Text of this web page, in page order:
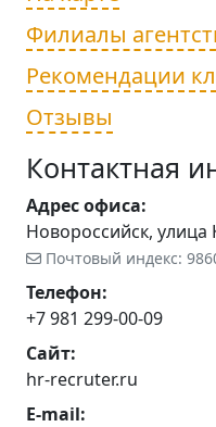
Филиалы
Рекомендации
Отзывы
Контактная
Адрес офиса:
Новороссийск, улица
Почтовый индекс:
Телефон:
+7 981 299-00-09
Сайт:
hr-recruter.ru
E-mail: